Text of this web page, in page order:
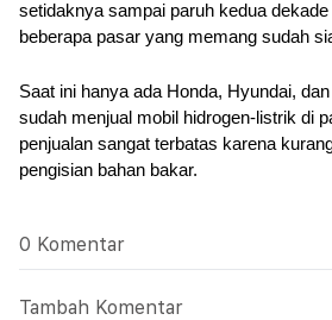
setidaknya sampai paruh kedua
beberapa pasar yang memang sudah
Saat ini hanya ada Honda, Hyundai,
sudah menjual mobil hidrogen-listrik di
penjualan sangat terbatas karena
pengisian bahan bakar.
0 Komentar
Tambah Komentar